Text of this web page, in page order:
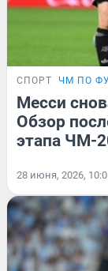
СПОРТ ЧМ ПО
Месси
Обзор
этапа ЧМ-
28 июня, 2026,